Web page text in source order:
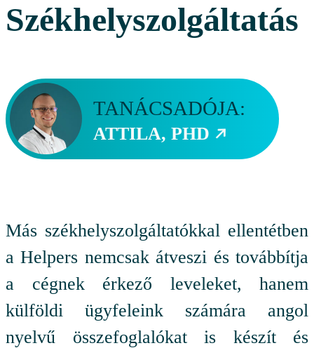
Székhelyszolgáltatás
TANÁCSADÓJA:
ATTILA, PHD
Más székhelyszolgáltatókkal ellentétben
a Helpers nemcsak átveszi és továbbítja
a cégnek érkező leveleket, hanem
külföldi ügyfeleink számára angol
nyelvű összefoglalókat is készít és